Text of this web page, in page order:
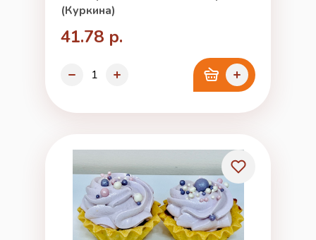
(Куркина)
41.78 р.